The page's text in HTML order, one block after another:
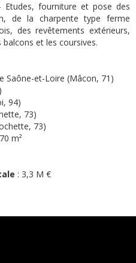
fourniture et pose des
de la charpente type ferme
des revêtements extérieurs,
et les coursives.
Saône-et-Loire (Mâcon, 71)
94)
73)
73)
m²
: 3,3 M €